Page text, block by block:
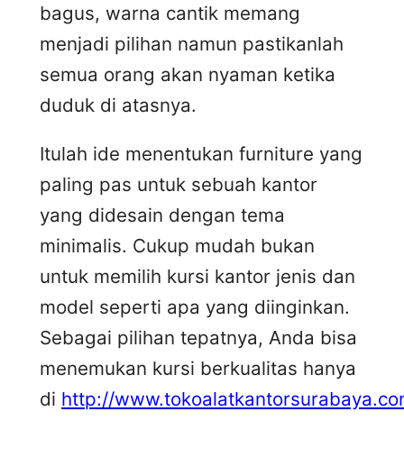
bagus, warna cantik memang
menjadi pilihan namun pastikanlah
semua orang akan nyaman ketika
duduk di atasnya.
Itulah ide menentukan furniture yang
paling pas untuk sebuah kantor
yang didesain dengan tema
minimalis. Cukup mudah bukan
untuk memilih kursi kantor jenis dan
model seperti apa yang diinginkan.
Sebagai pilihan tepatnya, Anda bisa
menemukan kursi berkualitas hanya
di http://